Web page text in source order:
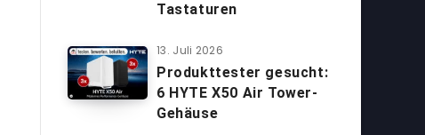
Tastaturen
13. Juli 2026
Produkttester gesucht:
6 HYTE X50 Air Tower-
Gehäuse